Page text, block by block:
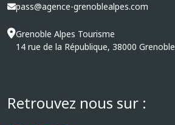
pass@agence-grenoblealpes.com
Grenoble Alpes Tourisme
14 rue de la République, 38000 Grenoble
Retrouvez nous sur :